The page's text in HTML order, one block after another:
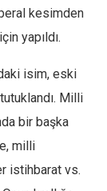
kesimden
yapıldı.
isim, eski
Milli
bir başka
milli
istihbarat vs.